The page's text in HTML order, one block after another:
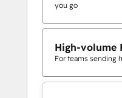
you go
High-volume
For teams sending